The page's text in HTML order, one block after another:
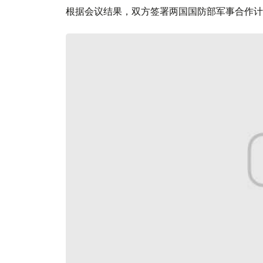
根据会议结果，双方签署两国国防部军事合作